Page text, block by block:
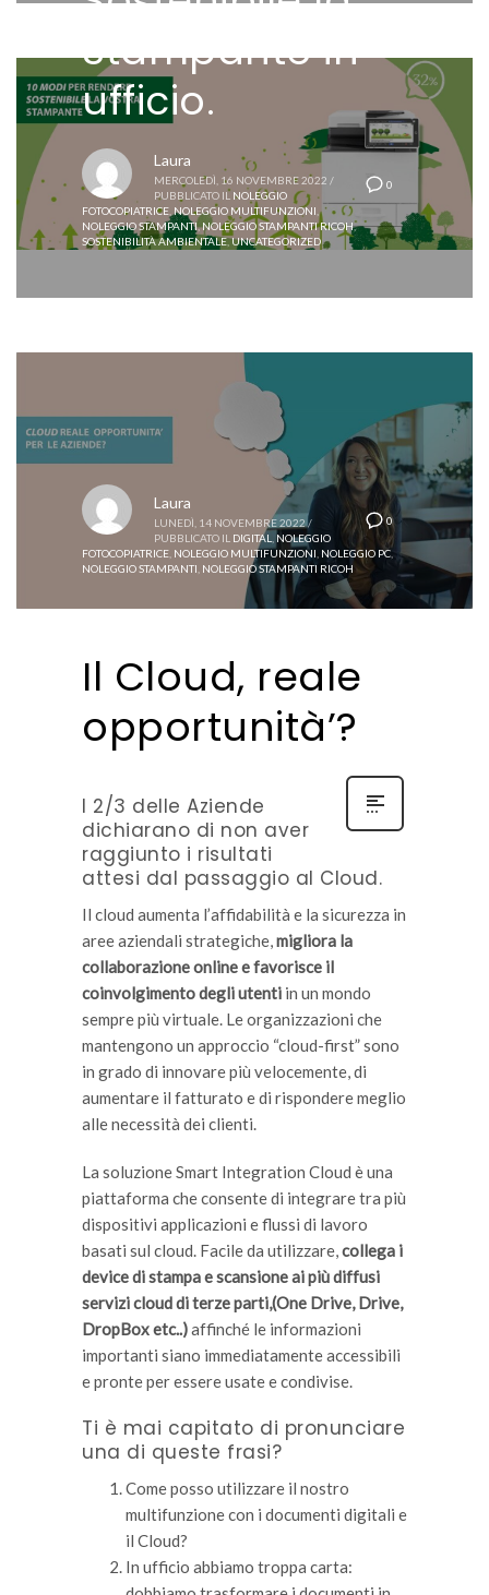
Stampante in
ufficio.
0
Laura
MERCOLEDÌ, 16 NOVEMBRE 2022 /
PUBBLICATO IL NOLEGGIO
FOTOCOPIATRICE NOLEGGIO MULTIFUNZIONI
NOLEGGIO STAMPANTI,NOLEGGIO STAMPANTI RICOH,
SOSTENIBILITÀ AMBIENTALE,UNCATEGORIZED
0
Laura
LUNEDÌ, 14 NOVEMBRE 2022 /
PUBBLICATO IL DIGITAL
NOLEGGIO
FOTOCOPIATRICE NOLEGGIO MULTIFUNZIONI NOLEGGIO PC
NOLEGGIO STAMPANTI NOLEGGIO STAMPANTI RICOH
Il Cloud, reale
opportunità’?
I 2/3 delle Aziende
dichiarano di non aver
raggiunto i risultati
attesi dal passaggio al Cloud.
Il cloud aumenta l’affidabilità e la sicurezza in
aree aziendali strategiche,migliora la
collaborazione online e favorisce il
coinvolgimento degli utenti in un mondo
sempre più virtuale. Le organizzazioni che
mantengono un approccio “cloud-first” sono
in grado di innovare più velocemente, di
aumentare il fatturato e di rispondere meglio
alle necessità dei clienti.
La soluzione Smart Integration Cloud è una
piattaforma che consente di integrare tra più
dispositivi applicazioni e flussi di lavoro
basati sul cloud. Facile da utilizzare,collega i
device di stampa e scansione ai più diffusi
servizi cloud di terze parti,(One Drive, Drive,
DropBox etc..)affinché le informazioni
importanti siano immediatamente accessibili
e pronte per essere usate e condivise.
Ti è mai capitato di pronunciare
una di queste frasi?
Come posso utilizzare il nostro
multifunzione con i documenti digitali e
il Cloud?
In ufficio abbiamo troppa carta: